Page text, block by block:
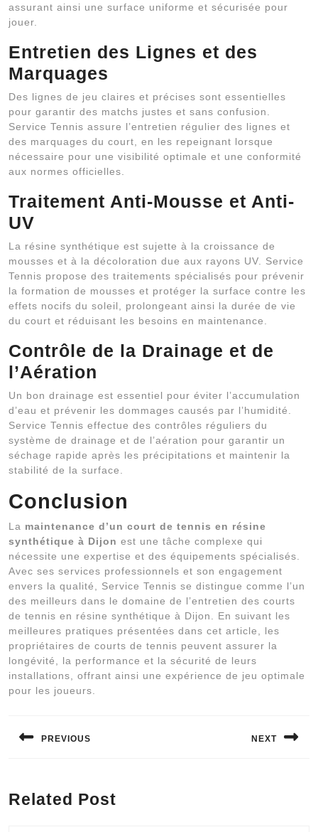
assurant ainsi une surface uniforme et sécurisée pour
jouer.
Entretien des Lignes et des
Marquages
Des lignes de jeu claires et précises sont essentielles
pour garantir des matchs justes et sans confusion.
Service Tennis assure l’entretien régulier des lignes et
des marquages du court, en les repeignant lorsque
nécessaire pour une visibilité optimale et une conformité
aux normes officielles.
Traitement Anti-Mousse et Anti-
UV
La résine synthétique est sujette à la croissance de
mousses et à la décoloration due aux rayons UV. Service
Tennis propose des traitements spécialisés pour prévenir
la formation de mousses et protéger la surface contre les
effets nocifs du soleil, prolongeant ainsi la durée de vie
du court et réduisant les besoins en maintenance.
Contrôle de la Drainage et de
l’Aération
Un bon drainage est essentiel pour éviter l’accumulation
d’eau et prévenir les dommages causés par l’humidité.
Service Tennis effectue des contrôles réguliers du
système de drainage et de l’aération pour garantir un
séchage rapide après les précipitations et maintenir la
stabilité de la surface.
Conclusion
La maintenance d’un court de tennis en résine
synthétique à Dijon est une tâche complexe qui
nécessite une expertise et des équipements spécialisés.
Avec ses services professionnels et son engagement
envers la qualité, Service Tennis se distingue comme l’un
des meilleurs dans le domaine de l’entretien des courts
de tennis en résine synthétique à Dijon. En suivant les
meilleures pratiques présentées dans cet article, les
propriétaires de courts de tennis peuvent assurer la
longévité, la performance et la sécurité de leurs
installations, offrant ainsi une expérience de jeu optimale
pour les joueurs.
de
PREVIOUS
post:
NEXT
Related Post